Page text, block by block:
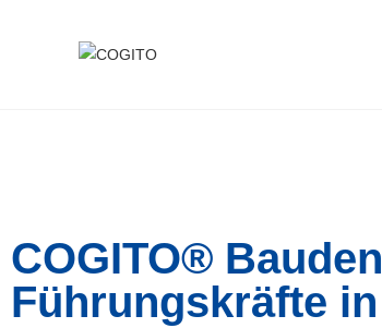
COGITO®
Führungskräfte